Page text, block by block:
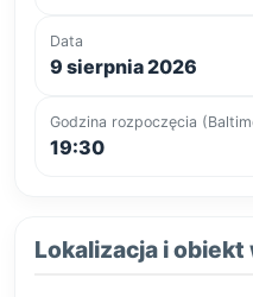
Data
9 sierpnia 2026
Godzina rozpoczęcia
19:30
Lokalizacja i